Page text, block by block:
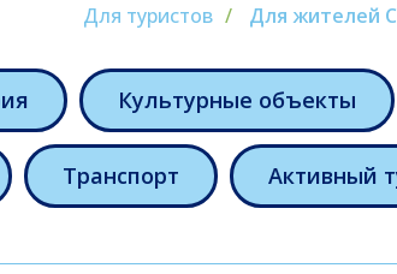
Для туристов / Для жителей
Культурные объекты
Транспорт Активный